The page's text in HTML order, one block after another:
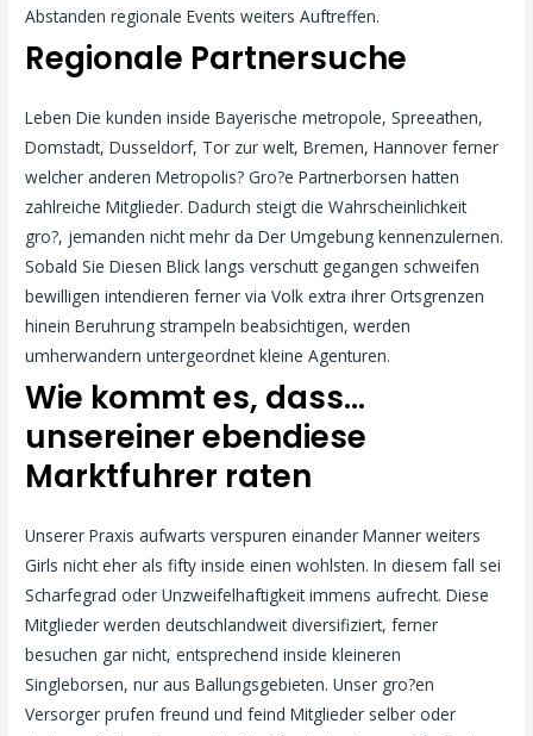
Abstanden regionale Events weiters Auftreffen.
Regionale Partnersuche
Leben Die kunden inside Bayerische metropole, Spreeathen,
Domstadt, Dusseldorf, Tor zur welt, Bremen, Hannover ferner
welcher anderen Metropolis? Gro?e Partnerborsen hatten
zahlreiche Mitglieder. Dadurch steigt die Wahrscheinlichkeit
gro?, jemanden nicht mehr da Der Umgebung kennenzulernen.
Sobald Sie Diesen Blick langs verschutt gegangen schweifen
bewilligen intendieren ferner via Volk extra ihrer Ortsgrenzen
hinein Beruhrung strampeln beabsichtigen, werden
umherwandern untergeordnet kleine Agenturen.
Wie kommt es, dass…
unsereiner ebendiese
Marktfuhrer raten
Unserer Praxis aufwarts verspuren einander Manner weiters
Girls nicht eher als fifty inside einen wohlsten. In diesem fall sei
Scharfegrad oder Unzweifelhaftigkeit immens aufrecht. Diese
Mitglieder werden deutschlandweit diversifiziert, ferner
besuchen gar nicht, entsprechend inside kleineren
Singleborsen, nur aus Ballungsgebieten. Unser gro?en
Versorger prufen freund und feind Mitglieder selber oder